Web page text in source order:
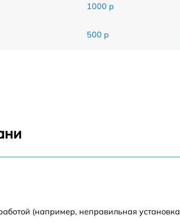
1000 р
500 р
(например, неправильная установка